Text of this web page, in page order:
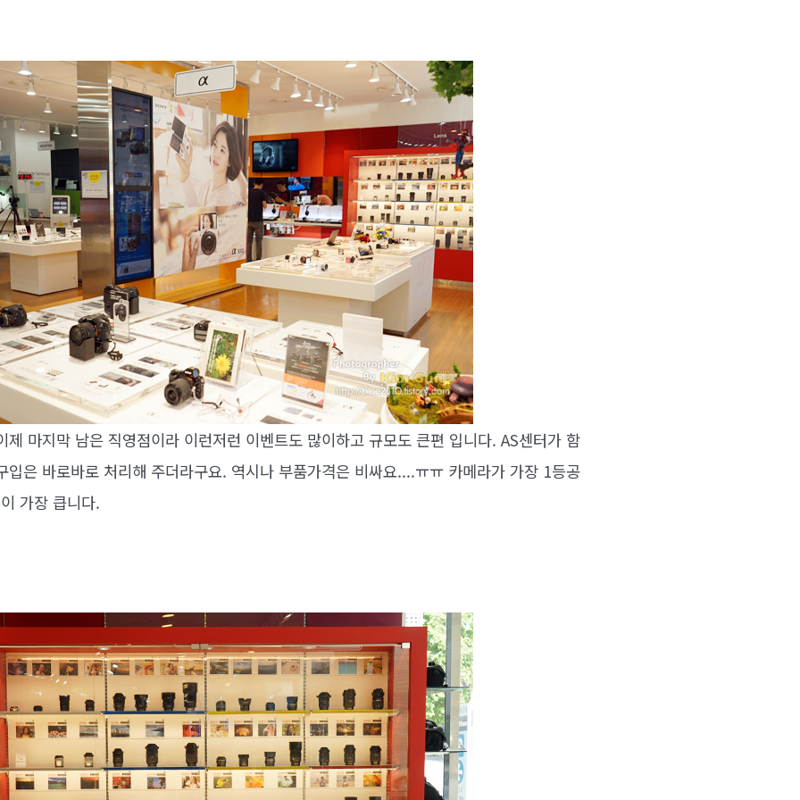
제 마지막 남은 직영점이라 이런저런 이벤트도 많이하고 규모도 큰편 입니다. AS센터가 함
입은 바로바로 처리해 주더라구요. 역시나 부품가격은 비싸요....ㅠㅠ 카메라가 가장 1등공
가장 큽니다.